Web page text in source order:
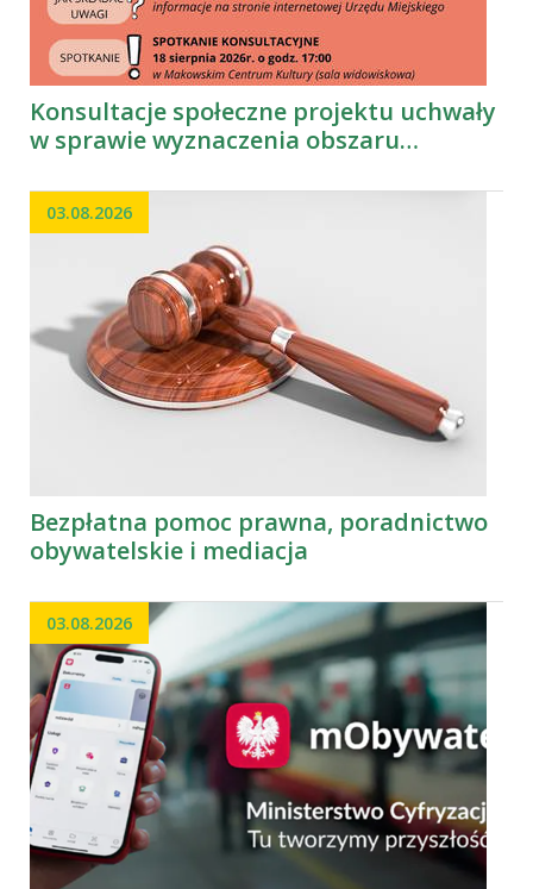
Konsultacje społeczne projektu uchwały
w sprawie wyznaczenia obszaru
Gminy Maków Podhalański
03.08.2026
Bezpłatna pomoc prawna, poradnictwo
obywatelskie i mediacja
03.08.2026